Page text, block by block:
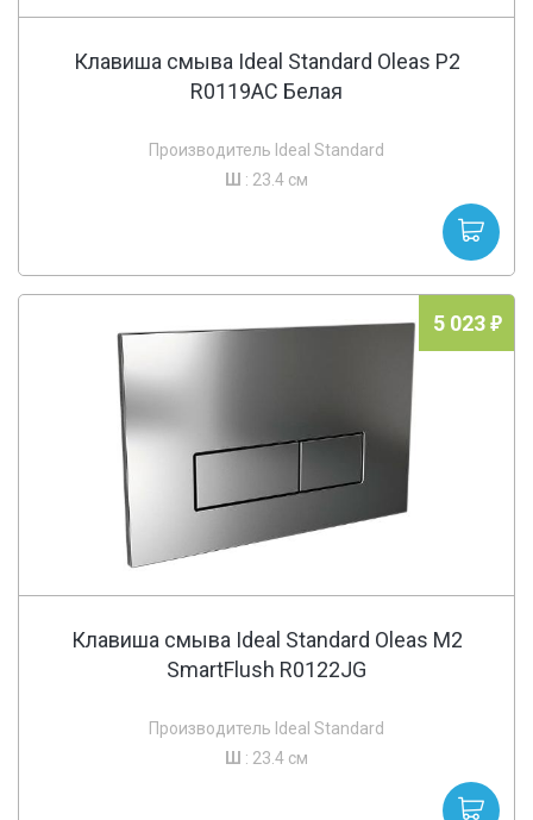
Клавиша смыва Ideal Standard Oleas P2
R0119AC Белая
Производитель Ideal Standard
Ш : 23.4 см
5 023
Клавиша смыва Ideal Standard Oleas M2
SmartFlush R0122JG
Производитель Ideal Standard
Ш : 23.4 см